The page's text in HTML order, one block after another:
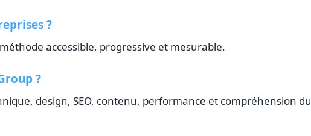
?
accessible, progressive et mesurable.
?
design, SEO, contenu, performance et compréhension du